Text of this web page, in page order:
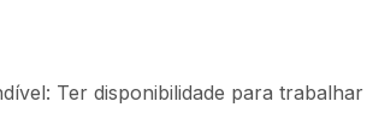
Ter disponibilidade para trabalhar